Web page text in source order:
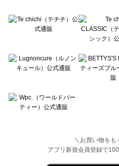
＼お買い物をも
アプリ新規会員登録で